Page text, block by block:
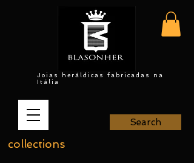
Joias heráldicas fabricadas na
Itália
collections
Search